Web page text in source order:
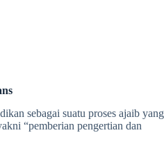
sebagai suatu proses ajaib yang
“pemberian pengertian dan